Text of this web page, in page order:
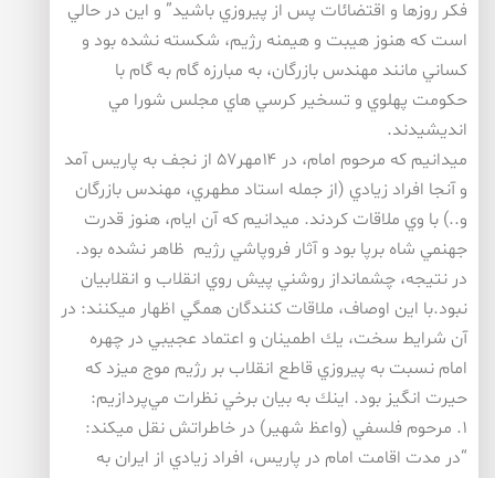
فكر روزها و اقتضائات پس از پيروزي باشيد” و اين در حالي
است كه هنوز هيبت و هيمنه رژيم، شكسته نشده بود و
كساني مانند مهندس بازرگان، به مبارزه گام به گام با
حكومت پهلوي و تسخير كرسي هاي مجلس شورا مي
انديشيدند.
ميدانيم كه مرحوم امام، در ۱۴مهر۵۷ از نجف به پاريس آمد
و آنجا افراد زيادي (از جمله استاد مطهري، مهندس بازرگان
و..) با وي ملاقات كردند. ميدانيم كه آن ايام، هنوز قدرت
جهنمي شاه برپا بود و آثار فروپاشي رژيم ظاهر نشده بود.
در نتيجه، چشمانداز روشني پيش روي انقلاب و انقلابيان
نبود.با اين اوصاف، ملاقات كنندگان همگي اظهار ميكنند: در
آن شرايط سخت، يك اطمينان و اعتماد عجيبي در چهره
امام نسبت به پيروزي قاطع انقلاب بر رژيم موج ميزد كه
حيرت انگيز بود. اينك به بيان برخي نظرات مي‌پردازيم:
۱. مرحوم فلسفي (واعظ شهير) در خاطراتش نقل ميكند:
“در مدت اقامت امام در پاريس، افراد زيادي از ايران به